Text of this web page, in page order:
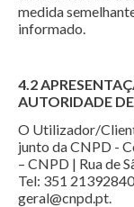
medida
informado.
4.2
AUTORIDADE
O Utilizador/
junto da CNPD -
– CNPD | Rua de
Tel: 351
geral@cnpd.pt.